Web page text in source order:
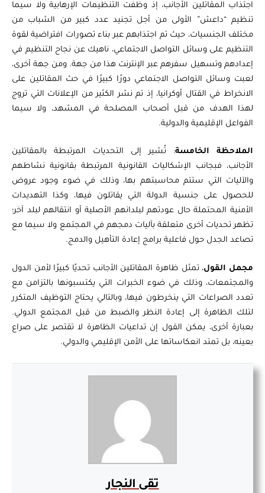
اجتذاب المقاتلين الأجانب، إذ وظفت التنظيمات الإرهابية ولا سيما
تنظيم “داعش” الأولى من أجل تجنيد عدد كبير من الشباب من
مختلف الجنسيات، حيث تم اجتذابهم عبر بناء تصورات افتراضية لقوة
التنظيم على وسائل التواصل الاجتماعي، ناهيك عن نجاح التنظيم في
إعدادهم وتسهيل سفرهم عبر الإنترنت هذا من جهة. ومن جهة أخرى،
لعبت وسائل التواصل الاجتماعي دورًا كبيرًا في حث المقاتلين على
الانخراط في القتال أوكرانيا، إذ تم نشر الكثير من الإعلانات التي تروج
لهذا الهدف من قبل أصحاب المصلحة في المشهد، ولا سيما
الفواعل الإقليمية والدولية.
الملاحظة الخامسة: تُشير إلى التحديات المرتبطة بالمقاتلين
الأجانب، فبجانب الإشكاليات القانونية المرتبطة بقانونية نشاطهم
والآليات التي ستتم محاسبتهم بها، وذلك في ضوء وجود عروض
للحصول على جنسية الدولة التي يقاتلون فيها، وكذا التهديدات
الأمنية المحتملة حال عودتهم لبلدانهم الأصلية أو انتقالهم لبلد آخر؛
تظهر تحديات أخرى متعلقة بآليات دمجهم في المجتمع ولا سيما مع
تصاعد الجدل حول فاعلية برامج إعادة التأهيل والدمج.
مجمل القول، تمثل ظاهرة المقاتلين الأجانب تحديًا كبيرًا لأمن الدول
والمجتمعات، وذلك في ضوء الخبرات التي يكتسبونها بالتزامن مع
تعدد الصراعات التي ينخرطون فيها، وبالتالي يحتاج التوظيف المتكرر
لتلك الظاهرة إلى إعادة النظر والضبط من قبل المجتمع الدولي.
بعبارة أخرى، يمكن القول إن تداعيات الظاهرة لا تقتصر على صراع
بعينه، بل تمتد انعكاساتها على الأمن الإقليمي والدولي.
تقى النجار